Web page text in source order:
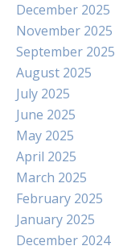
December 2025
November 2025
September 2025
August 2025
July 2025
June 2025
May 2025
April 2025
March 2025
February 2025
January 2025
December 2024